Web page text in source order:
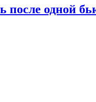
после одной